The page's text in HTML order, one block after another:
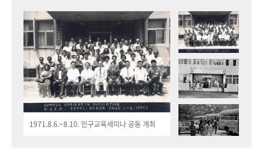
1971.8.6.~8.10. 인구교육세미나 공동 개최